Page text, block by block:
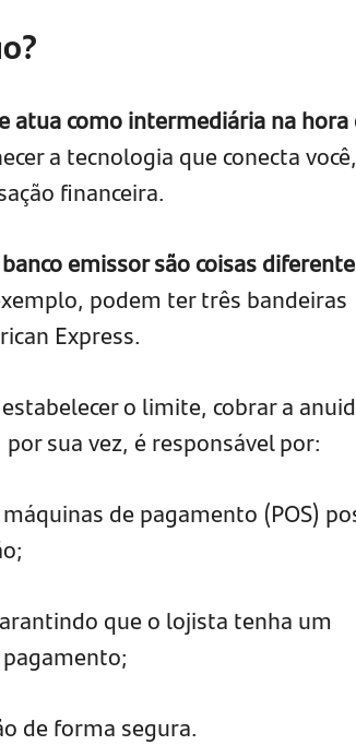
atua como intermediária na hora
a tecnologia que conecta
financeira.
emissor são coisas
podem ter três bandeiras
Express.
o limite, cobrar a
sua vez, é responsável por:
de pagamento (POS)
que o lojista tenha um
de forma segura.